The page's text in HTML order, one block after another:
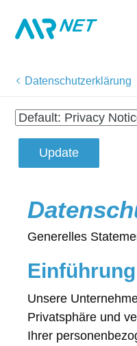
Datenschutzerklärung
Update
Generelles
Einführung
Unsere
Privatsphäre und
Ihrer